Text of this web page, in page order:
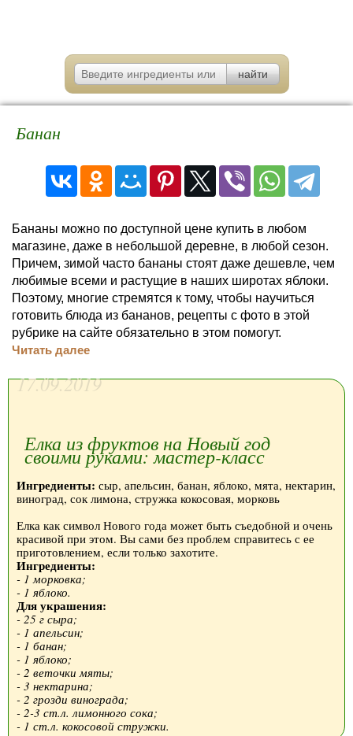
Банан
Бананы можно по доступной цене купить в любом
магазине, даже в небольшой деревне, в любой сезон.
Причем, зимой часто бананы стоят даже дешевле, чем
любимые всеми и растущие в наших широтах яблоки.
Поэтому, многие стремятся к тому, чтобы научиться
готовить блюда из бананов, рецепты с фото в этой
рубрике на сайте обязательно в этом помогут.
Читать далее
17.09.2019
Елка из фруктов на Новый год
своими руками: мастер-класс
Ингредиенты: сыр, апельсин, банан, яблоко, мята, нектарин,
виноград, сок лимона, стружка кокосовая, морковь
Елка как символ Нового года может быть съедобной и очень
красивой при этом. Вы сами без проблем справитесь с ее
приготовлением, если только захотите.
Ингредиенты:
- 1 морковка;
- 1 яблоко.
Для украшения:
- 25 г сыра;
- 1 апельсин;
- 1 банан;
- 1 яблоко;
- 2 веточки мяты;
- 3 нектарина;
- 2 грозди винограда;
- 2-3 ст.л. лимонного сока;
- 1 ст.л. кокосовой стружки.